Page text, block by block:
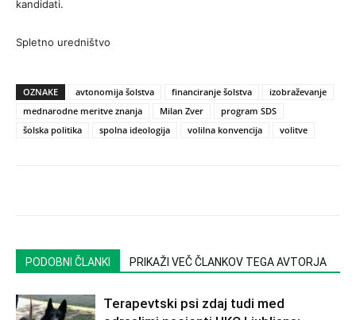
kandidati.
Spletno uredništvo
OZNAKE avtonomija šolstva financiranje šolstva
izobraževanje
mednarodne meritve znanja
Milan Zver
program SDS
šolska politika
spolna ideologija volilna konvencija volitve
PODOBNI ČLANKI PRIKAŽI VEČ ČLANKOV TEGA AVTORJA
Terapevtski psi zdaj tudi med